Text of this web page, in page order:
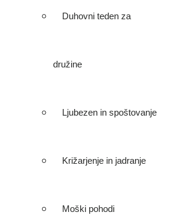
Duhovni teden za
družine
Ljubezen in spoštovanje
Križarjenje in jadranje
Moški pohodi